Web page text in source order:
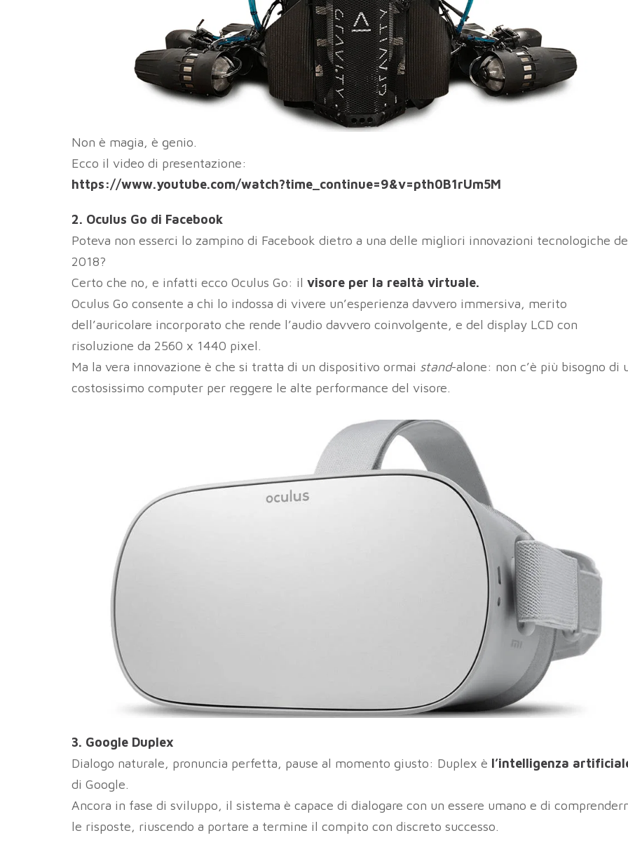
Non è magia, è genio.
Ecco il video di presentazione:
https://www.youtube.com/watch?time_continue=9&v=pth0B1rUm5M
2. Oculus Go di Facebook
Poteva non esserci lo zampino di Facebook dietro a una delle migliori innovazioni tecnologiche
2018?
Certo che no, e infatti ecco Oculus Go: il visore per la realtà virtuale.
Oculus Go consente a chi lo indossa di vivere un’esperienza davvero immersiva, merito
dell’auricolare incorporato che rende l’audio davvero coinvolgente, e del display LCD con
risoluzione da 2560 x 1440 pixel.
Ma la vera innovazione è che si tratta di un dispositivo ormai stand-alone: non c’è più bisogno di
costosissimo computer per reggere le alte performance del visore.
3. Google Duplex
Dialogo naturale, pronuncia perfetta, pause al momento giusto: Duplex è l’intelligenza
di Google.
Ancora in fase di sviluppo, il sistema è capace di dialogare con un essere umano e di
le risposte, riuscendo a portare a termine il compito con discreto successo.